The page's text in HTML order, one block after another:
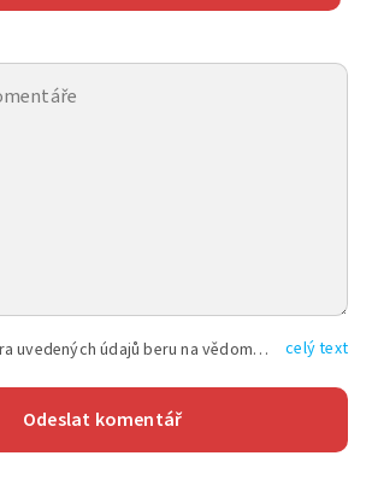
Vyplněním shora uvedených údajů beru na vědomí, že společnost TEXT FACTORY s.r.o., sídlem Brno, Durďákova 336/29, Černá Pole, PSČ: 613 00, IČ: 06157831, zapsané u Krajského soudu v Brně, oddíl C, vložka 100399, bude zpracovávat mé osobní údaje uvedené v rámci mnou vyplněného registračního formuláře na základě oprávněných zájmů TEXT FACTORY s.r.o. dle čl. 6 odst. 1 písm. f) GDPR a pro splnění právních povinností (čl. 6 odst. 1 písm. c) GDPR), a to pro tyto účely: nezbytnost zajistit oprávnění návštěvníka webových stránek provozovaných společností TEXT FACTORY s.r.o. přispívat aktivně ke zveřejněným článkům nebo v rámci diskusních fór a výkon práv TEXT FACTORY s.r.o. jako administrátora těchto diskusních fór. Více informací o zpracování osobních údajů a právech lze nalézt v celý text